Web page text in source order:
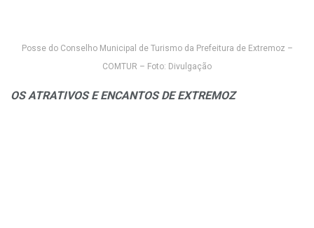
Posse do Conselho Municipal de Turismo da Prefeitura de Extremoz –
COMTUR – Foto: Divulgação
OS ATRATIVOS E ENCANTOS DE EXTREMOZ